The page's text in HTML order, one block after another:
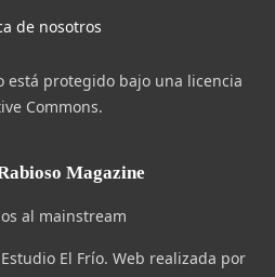
de nosotros
está protegido bajo una licencia
Commons.
Magazine
al mainstream
El Frío. Web realizada por